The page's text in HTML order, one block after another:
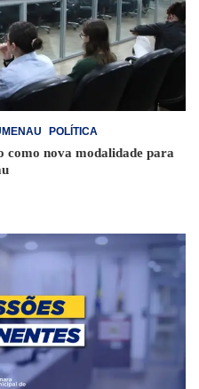
POLÍTICA
como nova modalidade para